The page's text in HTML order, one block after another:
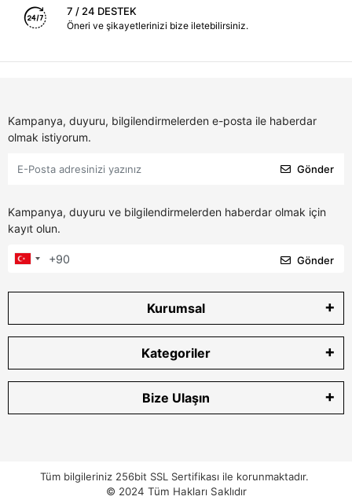
7 / 24 DESTEK
Öneri ve şikayetlerinizi bize iletebilirsiniz.
Kampanya, duyuru, bilgilendirmelerden e-posta ile haberdar
olmak istiyorum.
Gönder
Kampanya, duyuru ve bilgilendirmelerden haberdar olmak için
kayıt olun.
Gönder
Kurumsal
Kategoriler
Bize Ulaşın
Tüm bilgileriniz 256bit SSL Sertifikası ile korunmaktadır.
© 2024 Tüm Hakları Saklıdır